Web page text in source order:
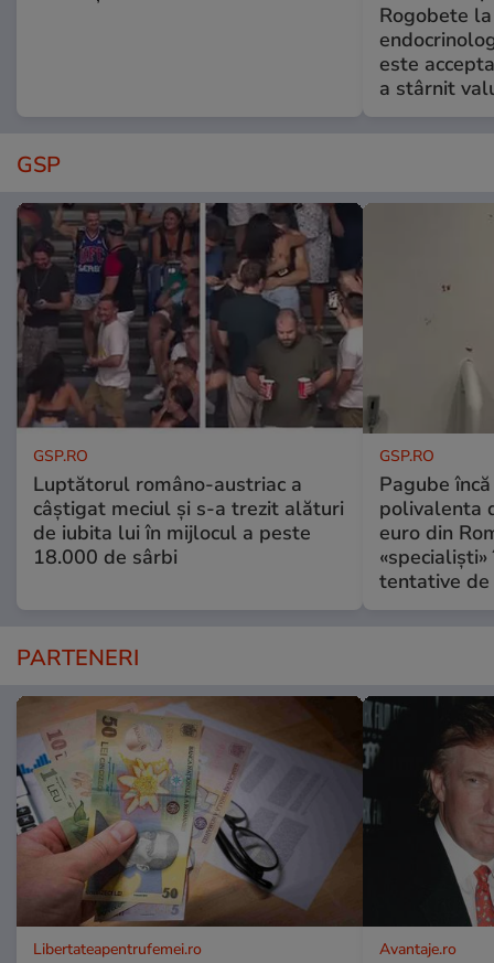
Rogobete
este
a stârnit
GSP
GSP.RO
Luptătorul româno-austriac a
câștigat meciul și s-a trezit alături
de iubita lui în mijlocul a peste
18.000 de sârbi
GSP.RO
Pagube
polivalenta
euro din
tentative de
PARTENERI
Libertateapentrufemei.ro Avantaje.ro